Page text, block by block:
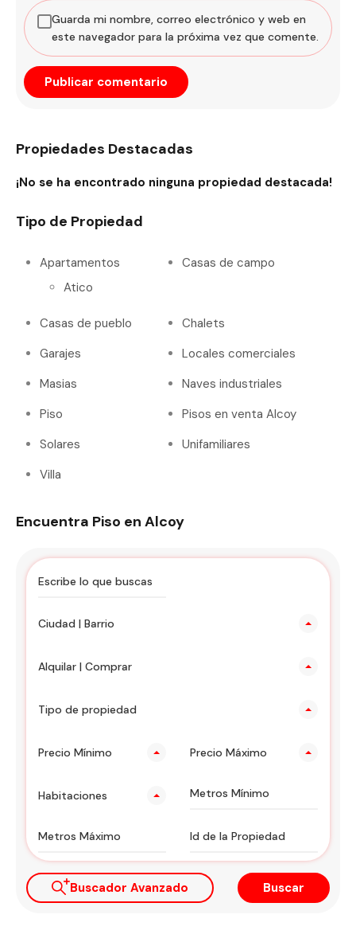
Guarda mi nombre, correo electrónico y web en
este navegador para la próxima vez que comente.
Propiedades Destacadas
¡No se ha encontrado ninguna propiedad destacada!
Tipo de Propiedad
Apartamentos
Atico
Casas de campo
Casas de pueblo
Chalets
Garajes
Locales comerciales
Masias
Naves industriales
Piso
Pisos en venta Alcoy
Solares
Unifamiliares
Villa
Encuentra Piso en Alcoy
Ciudad | Barrio
Alquilar | Comprar
Tipo de propiedad
Precio Mínimo Precio Máximo
Habitaciones
Buscador Avanzado Buscar